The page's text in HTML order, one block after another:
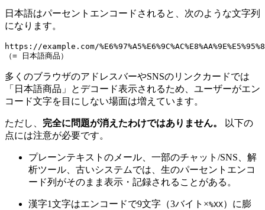
日本語はパーセントエンコードされると、次のような文字列
になります。
https://example.com/
（= 日本語商品）
多くのブラウザのアドレスバーやSNSのリンクカードでは
「日本語商品」とデコード表示されるため、ユーザーがエン
コード文字を目にしない場面は増えています。
ただし、 完全に問題が消えたわけではありません。
以下の
点には注意が必要です。
プレーンテキストのメール、一部のチャット/SNS、解
析ツール、古いシステムでは、生のパーセントエンコ
ード列がそのまま表示・記録されることがある。
漢字1文字はエンコードで9文字（3バイト×%XX）に膨